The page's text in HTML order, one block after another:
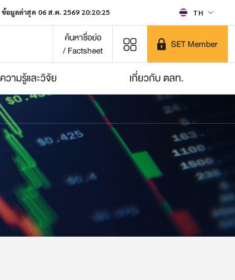
ข้อมูลล่าสุด 06 ส.ค. 2569 20:20:25 TH
ค้นหาชื่อย่อ
/ Factsheet
SET Member
ความรู้และวิจัย เกี่ยวกับ ตลท.